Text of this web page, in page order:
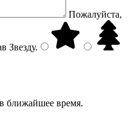
Пожалуйста,
Звезду.
ближайшее время.